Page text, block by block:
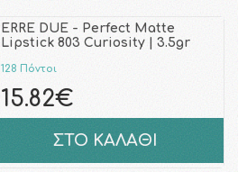
ERRE DUE - Perfect Matte
Lipstick 803 Curiosity | 3.5gr
128 Πόντοι
15.82€
ΣΤΟ ΚΑΛΑΘΙ